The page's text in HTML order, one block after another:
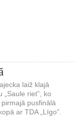
laiž klajā
„Saule riet”, ko
pusfinālā
ar TDA „Līgo”.